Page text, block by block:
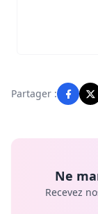
Partager :
Ne
Recevez